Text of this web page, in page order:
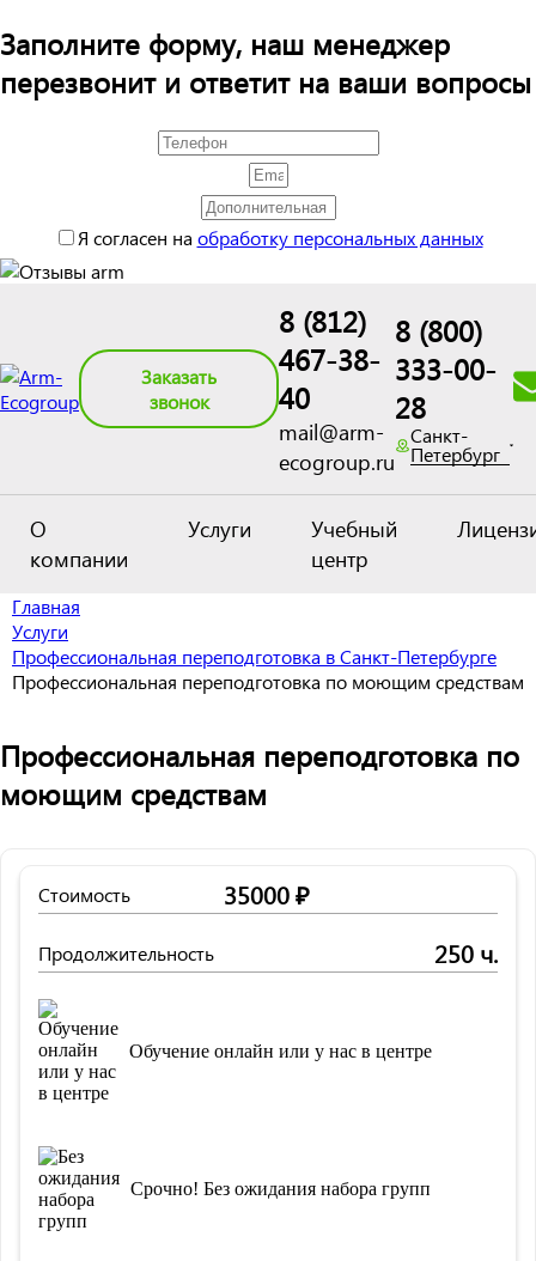
Заполните форму, наш менеджер
перезвонит и ответит на ваши вопросы
Я согласен на обработку персональных данных
Заказать
звонок
8 (812)
467-38-
40
mail@arm-
ecogroup.ru
8 (800)
333-00-
28
Санкт-
Петербург
О
компании
Услуги
Учебный
центр
Главная
Услуги
Профессиональная переподготовка в Санкт-Петербурге
Профессиональная переподготовка по моющим средствам
Профессиональная переподготовка по
моющим средствам
Стоимость 35000 ₽
Продолжительность 250 ч.
Обучение онлайн или у нас в центре
Срочно! Без ожидания набора групп